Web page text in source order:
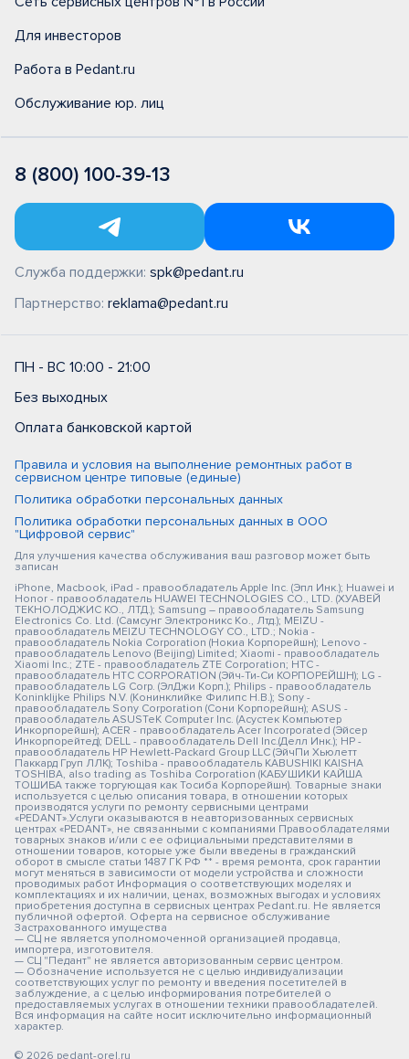
Для инвесторов
Работа в Pedant.ru
Обслуживание юр. лиц
8 (800) 100-39-13
Служба поддержки: spk@pedant.ru
Партнерство: reklama@pedant.ru
ПН - ВС 10:00 - 21:00
Без выходных
Оплата банковской картой
Правила и условия на выполнение ремонтных работ в
сервисном центре типовые (единые)
Политика обработки персональных данных
Политика обработки персональных данных в ООО
"Цифровой сервис"
Для улучшения качества обслуживания ваш разговор может быть
записан
iPhone, Macbook, iPad - правообладатель Apple Inc. (Эпл Инк.); Huawei и
Honor - правообладатель HUAWEI TECHNOLOGIES CO., LTD. (ХУАВЕЙ
ТЕКНОЛОДЖИС КО., ЛТД.); Samsung – правообладатель Samsung
Electronics Co. Ltd. (Самсунг Электроникс Ко., Лтд.); MEIZU -
правообладатель MEIZU TECHNOLOGY CO., LTD.; Nokia -
правообладатель Nokia Corporation (Нокиа Корпорейшн); Lenovo -
правообладатель Lenovo (Beijing) Limited; Xiaomi - правообладатель
Xiaomi Inc.; ZTE - правообладатель ZTE Corporation; HTC -
правообладатель HTC CORPORATION (Эйч-Ти-Си КОРПОРЕЙШН); LG -
правообладатель LG Corp. (ЭлДжи Корп.); Philips - правообладатель
Koninklijke Philips N.V. (Конинклийке Филипс Н.В.); Sony -
правообладатель Sony Corporation (Сони Корпорейшн); ASUS -
правообладатель ASUSTeK Computer Inc. (Асустек Компьютер
Инкорпорейшн); ACER - правообладатель Acer Incorporated (Эйсер
Инкорпорейтед); DELL - правообладатель Dell Inc.(Делл Инк.); HP -
правообладатель HP Hewlett-Packard Group LLC (ЭйчПи Хьюлетт
Паккард Груп ЛЛК); Toshiba - правообладатель KABUSHIKI KAISHA
TOSHIBA, also trading as Toshiba Corporation (КАБУШИКИ КАЙША
ТОШИБА также торгующая как Тосиба Корпорейшн). Товарные знаки
используется с целью описания товара, в отношении которых
производятся услуги по ремонту сервисными центрами
«PEDANT».Услуги оказываются в неавторизованных сервисных
центрах «PEDANT», не связанными с компаниями Правообладателями
товарных знаков и/или с ее официальными представителями в
отношении товаров, которые уже были введены в гражданский
оборот в смысле статьи 1487 ГК РФ ** - время ремонта, срок гарантии
могут меняться в зависимости от модели устройства и сложности
проводимых работ Информация о соответствующих моделях и
комплектациях и их наличии, ценах, возможных выгодах и условиях
приобретения доступна в сервисных центрах Pedant.ru. Не является
публичной офертой. Оферта на сервисное обслуживание
Застрахованного имущества
— СЦ не является уполномоченной организацией продавца,
импортера, изготовителя.
— СЦ "Педант" не является авторизованным сервис центром.
— Обозначение используется не с целью индивидуализации
соответствующих услуг по ремонту и введения посетителей в
заблуждение, а с целью информирования потребителей о
предоставляемых услугах в отношении техники правообладателей.
Вся информация на сайте носит исключительно информационный
характер.
© 2026 pedant-orel.ru